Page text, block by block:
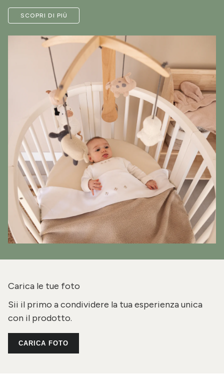
SCOPRI DI PIÙ
Carica le tue foto
Sii il primo a condividere la tua esperienza unica
con il prodotto.
CARICA FOTO